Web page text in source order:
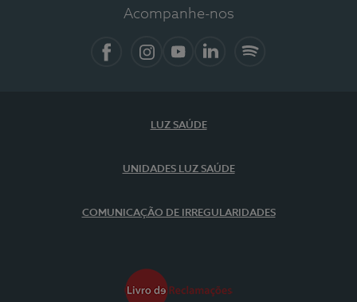
Acompanhe-nos
LUZ SAÚDE
UNIDADES LUZ SAÚDE
COMUNICAÇÃO DE IRREGULARIDADES